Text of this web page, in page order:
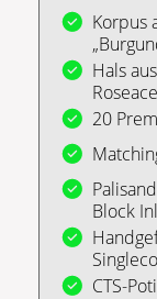
Korpus
Hals
20
Block
CTS-